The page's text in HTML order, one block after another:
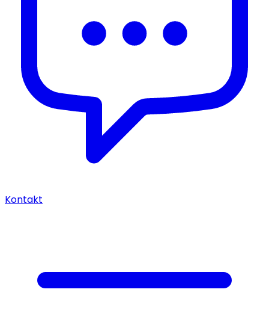
Kontakt